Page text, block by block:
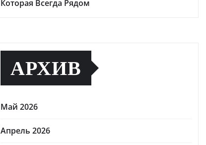
Которая Всегда Рядом
АРХИВ
Май 2026
Апрель 2026